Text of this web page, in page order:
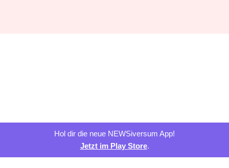
Hol dir die neue NEWSiversum App!
Jetzt im Play Store.